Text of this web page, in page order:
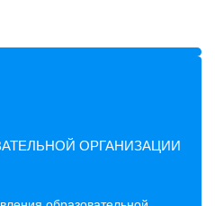
ОРГАНИЗАЦИИ